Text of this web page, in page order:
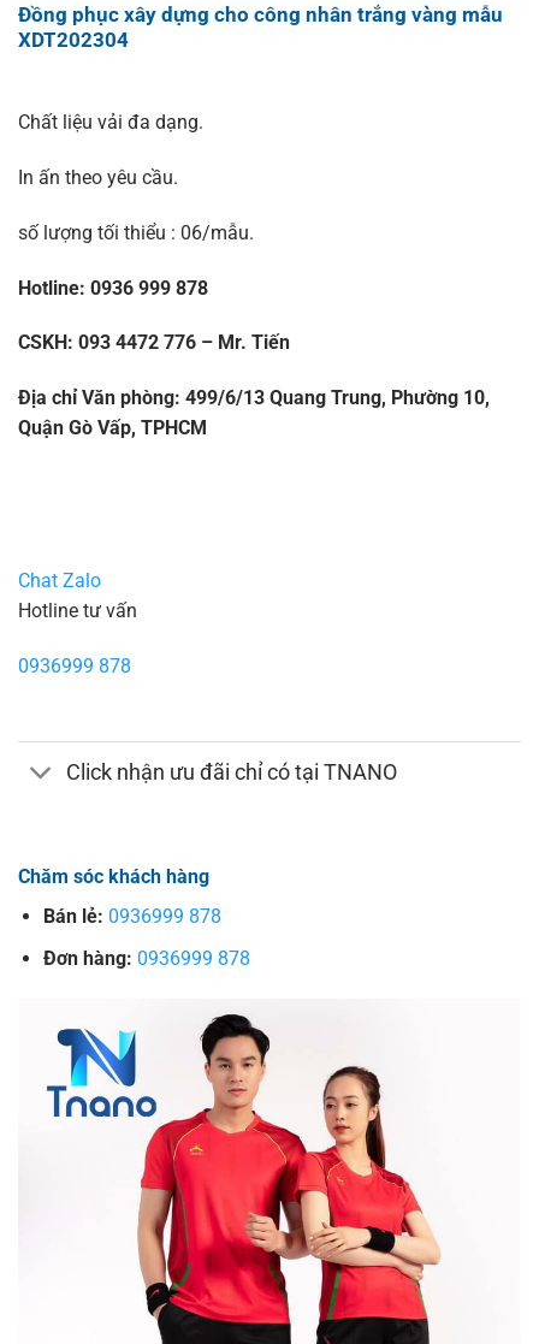
Đồng phục xây dựng cho công nhân trắng vàng mẫu
XDT202304
Chất liệu vải đa dạng.
In ấn theo yêu cầu.
số lượng tối thiểu : 06/mẫu.
Hotline: 0936 999 878
CSKH: 093 4472 776 – Mr. Tiến
Địa chỉ Văn phòng: 499/6/13 Quang Trung, Phường 10,
Quận Gò Vấp, TPHCM
Chat Zalo
Hotline tư vấn
0936999 878
Click nhận ưu đãi chỉ có tại TNANO
Chăm sóc khách hàng
Bán lẻ: 0936999 878
Đơn hàng: 0936999 878